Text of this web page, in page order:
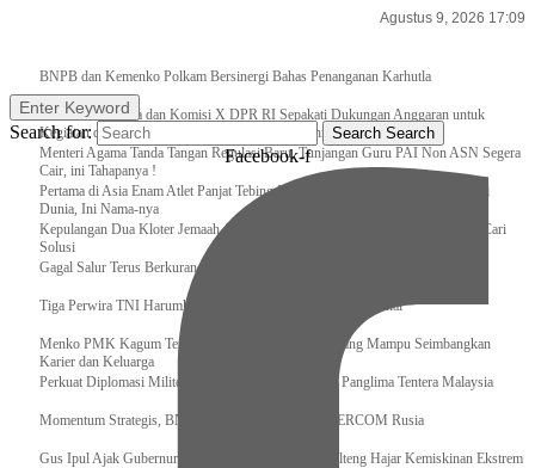
Agustus 9, 2026 17:09
BNPB dan Kemenko Polkam Bersinergi Bahas Penanganan Karhutla
Raker Kemenpora dan Komisi X DPR RI Sepakati Dukungan Anggaran untuk
Kegiatan dan Program Prioritas Pemuda dan Olahraga
Menteri Agama Tanda Tangan Regulasi Baru, Tunjangan Guru PAI Non ASN Segera
Cair, ini Tahapanya !
Pertama di Asia Enam Atlet Panjat Tebing Indonesia Taklukkan Tebing Tertinggi
Dunia, Ini Nama-nya
Kepulangan Dua Kloter Jemaah Asal Surabaya Tertunda, Kemenag Upayakan Cari
Solusi
Gagal Salur Terus Berkurang, Gus Ipul: 405 Ribu Lebih Bansos Cair
Tiga Perwira TNI Harumkan Indonesia Di Kancah Internasional
Menko PMK Kagum Terhadap Perempuan Modern yang Mampu Seimbangkan
Karier dan Keluarga
Perkuat Diplomasi Militer, Panglima TNI Terima CC Panglima Tentera Malaysia
Momentum Strategis, BNPB Terima Kunjungan EMERCOM Rusia
Gus Ipul Ajak Gubernur dan Bupati/Wali Kota se-Kalteng Hajar Kemiskinan Ekstrem
Enter Keyword
Search for: Search Search
Facebook-f